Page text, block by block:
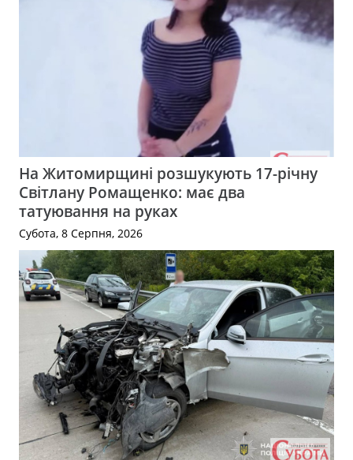
На Житомирщині розшукують 17-річну
Світлану Ромащенко: має два
татуювання на руках
Субота, 8 Серпня, 2026